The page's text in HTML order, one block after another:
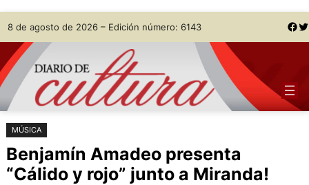
Saltar
al
contenido
Skip
to
content
8 de agosto de 2026 – Edición número: 6143 Facebook Twitter
MÚSICA
Benjamín Amadeo presenta
“Cálido y rojo” junto a Miranda!